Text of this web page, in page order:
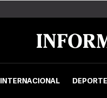
INTERNACIONAL DEPORTE